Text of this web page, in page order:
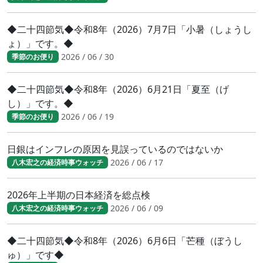
◆二十四節気◆令和8年（2026）7月7日「小暑（しょうし
ょ）」です。◆
季節のお便り 2026 / 06 / 30
◆二十四節気◆令和8年（2026）6月21日「夏至（げ
し）」です。◆
季節のお便り 2026 / 06 / 19
日銀はインフレの原因を見誤っているのではないか
八木宏之の経済時事ウォッチ 2026 / 06 / 17
2026年上半期の日本経済を総点検
八木宏之の経済時事ウォッチ 2026 / 06 / 09
◆二十四節気◆令和8年（2026）6月6日「芒種（ぼうし
ゅ）」です◆